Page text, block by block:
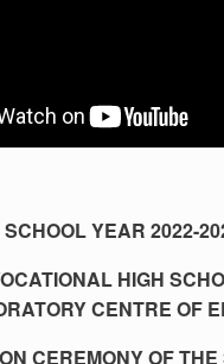
SCHOOL YEAR 2022-
HIGH
CENTRE OF
CEREMONY OF